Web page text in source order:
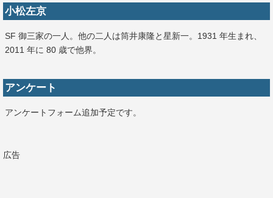
小松左京
SF 御三家の一人。他の二人は筒井康隆と星新一。1931 年生まれ、
2011 年に 80 歳で他界。
アンケート
アンケートフォーム追加予定です。
広告